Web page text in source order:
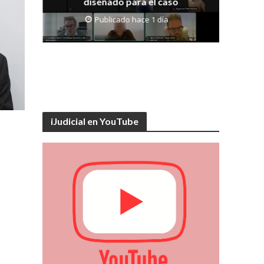
Publicado hace 1 día
iJudicial en YouTube